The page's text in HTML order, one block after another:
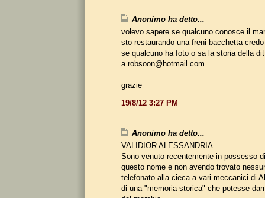
Anonimo ha detto...
volevo sapere se qualcuno conosce il
sto restaurando una freni bacchetta
se qualcuno ha foto o sa la storia della
a robsoon@hotmail.com
grazie
19/8/12 3:27 PM
Anonimo ha detto...
VALIDIOR ALESSANDRIA
Sono venuto recentemente in possesso
questo nome e non avendo trovato
telefonato alla cieca a vari meccanici di
di una "memoria storica" che potesse